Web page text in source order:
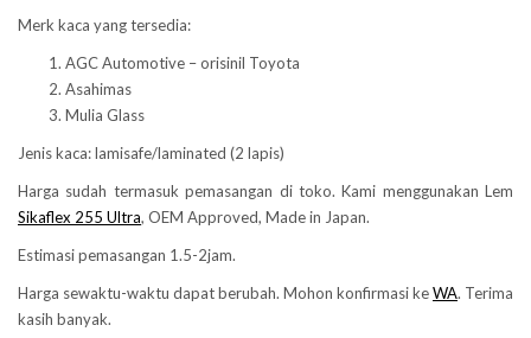
Merk kaca yang tersedia:
AGC Automotive – orisinil Toyota
Asahimas
Mulia Glass
Jenis kaca: lamisafe/laminated (2 lapis)
Harga sudah termasuk pemasangan di toko. Kami menggunakan Lem
Sikaflex 255 Ultra, OEM Approved, Made in Japan.
Estimasi pemasangan 1.5-2jam.
Harga sewaktu-waktu dapat berubah. Mohon konfirmasi keWA. Terima
kasih banyak.